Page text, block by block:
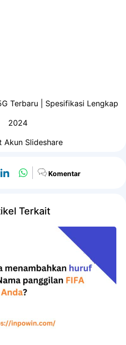
Terbaru | Spesifikasi Lengkap
2024
Akun Slideshare
Komentar
Terkait